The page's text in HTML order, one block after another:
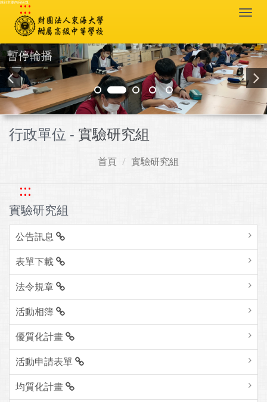
跳到主要內容區塊
:::
暫停輪播
行政單位 - 實驗研究組
首頁 實驗研究組
:::
實驗研究組
公告訊息
表單下載
法令規章
活動相簿
優質化計畫
活動申請表單
均質化計畫